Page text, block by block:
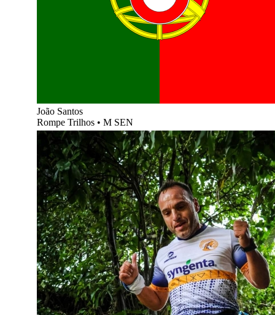
João Santos
Rompe Trilhos • M SEN